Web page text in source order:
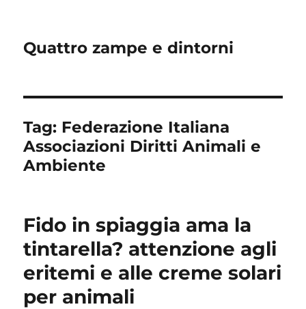
Quattro zampe e dintorni
Tag: Federazione Italiana
Associazioni Diritti Animali e
Ambiente
Fido in spiaggia ama la
tintarella? attenzione agli
eritemi e alle creme solari
per animali